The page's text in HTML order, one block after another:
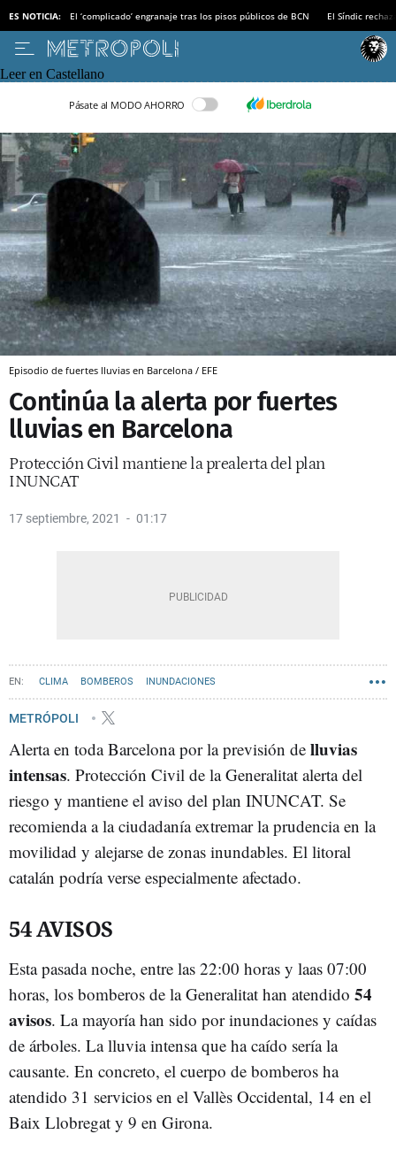
ES NOTICIA: El ‘complicado’ engranaje tras los pisos públicos de BCN El Síndic
Leer en Castellano
Pásate al MODO AHORRO
Episodio de fuertes lluvias en Barcelona / EFE
Continúa la alerta por fuertes
lluvias en Barcelona
Protección Civil mantiene la prealerta del plan
INUNCAT
17 septiembre, 2021 01:17
CLIMA BOMBEROS INUNDACIONES
METRÓPOLI
Alerta en toda Barcelona por la previsión de lluvias
intensas. Protección Civil de la Generalitat alerta del
riesgo y mantiene el aviso del plan INUNCAT. Se
recomienda a la ciudadanía extremar la prudencia en la
movilidad y alejarse de zonas inundables. El litoral
catalán podría verse especialmente afectado.
54 AVISOS
Esta pasada noche, entre las 22:00 horas y laas 07:00
horas, los bomberos de la Generalitat han atendido 54
avisos. La mayoría han sido por inundaciones y caídas
de árboles. La lluvia intensa que ha caído sería la
causante. En concreto, el cuerpo de bomberos ha
atendido 31 servicios en el Vallès Occidental, 14 en el
Baix Llobregat y 9 en Girona.